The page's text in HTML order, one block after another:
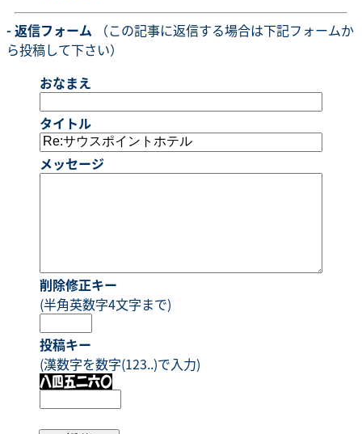
- 返信フォーム （この記事に返信する場合は下記フォームか
ら投稿して下さい）
おなまえ
タイトル
メッセージ
削除修正キー
(半角英数字4文字まで)
投稿キー
(漢数字を数字(123..)で入力)